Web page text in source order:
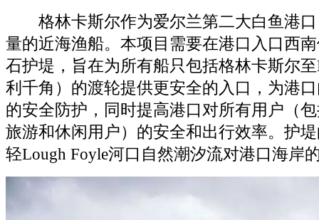
格林卡斯尔作为爱尔兰第二大白鱼港口
量的近海渔船。本项目需要在港口入口西
石护堤，旨在为所有船只包括格林卡斯尔
利千角）的渡轮提供更安全的入口，为港
的安全防护，同时提高港口对所有用户（
旅游和休闲用户）的安全和出行效率。护
轻Lough Foyle河口自然潮汐流对港口海岸